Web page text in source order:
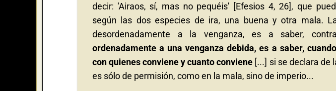
decir: 'Airaos, sí, mas no pequéis' [Efesios 4, 26], que
según las dos especies de ira, una buena y otra mala.
desordenadamente a la venganza, es a saber,
ordenadamente a una venganza debida, es a saber,
con quienes conviene y cuanto conviene [...] si se declara de
es sólo de permisión, como en la mala, sino de imperio...